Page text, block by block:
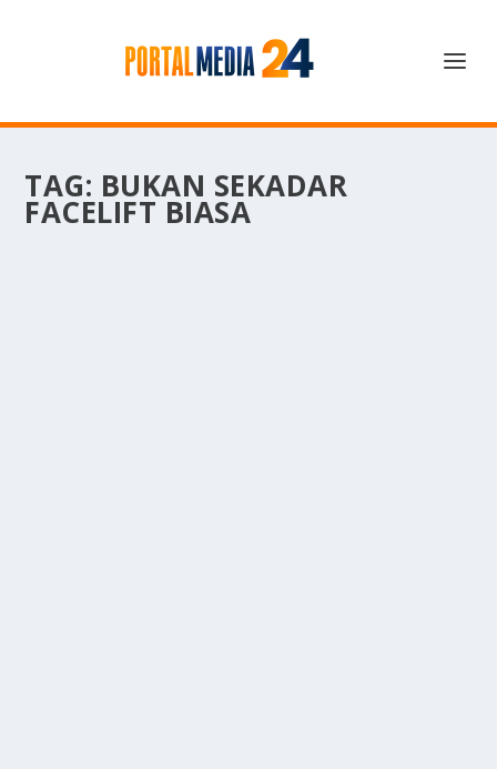
TAG: BUKAN SEKADAR
FACELIFT BIASA